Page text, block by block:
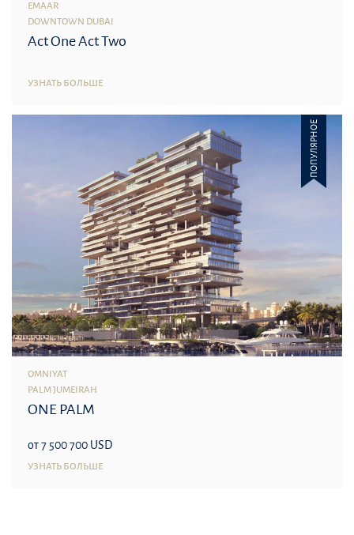
EMAAR
DOWNTOWN DUBAI
Act One Act Two
УЗНАТЬ БОЛЬШЕ
ПОПУЛЯРНОЕ
OMNIYAT
PALM JUMEIRAH
ONE PALM
от 7 500 700 USD
УЗНАТЬ БОЛЬШЕ